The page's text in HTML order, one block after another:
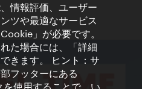
情報評価、ユーザー
ツや最適なサービス
」が必要です。
た場合には、「詳細
きます。 ヒント：サ
フッターにある
を使用することで、い